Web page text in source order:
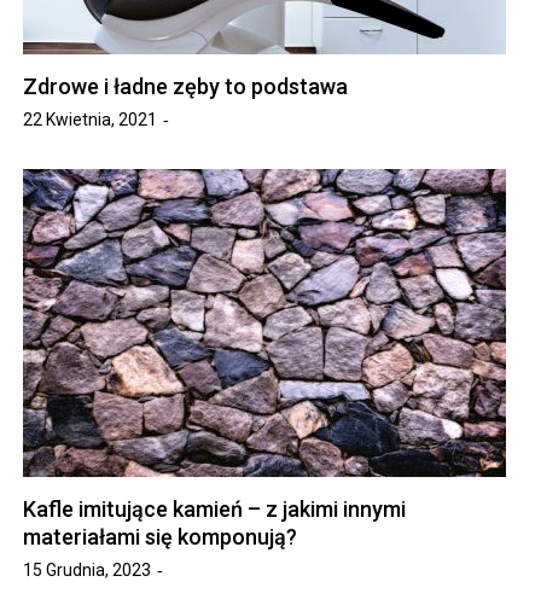
Zdrowe i ładne zęby to podstawa
22 Kwietnia, 2021
Kafle imitujące kamień – z jakimi innymi
materiałami się komponują?
15 Grudnia, 2023